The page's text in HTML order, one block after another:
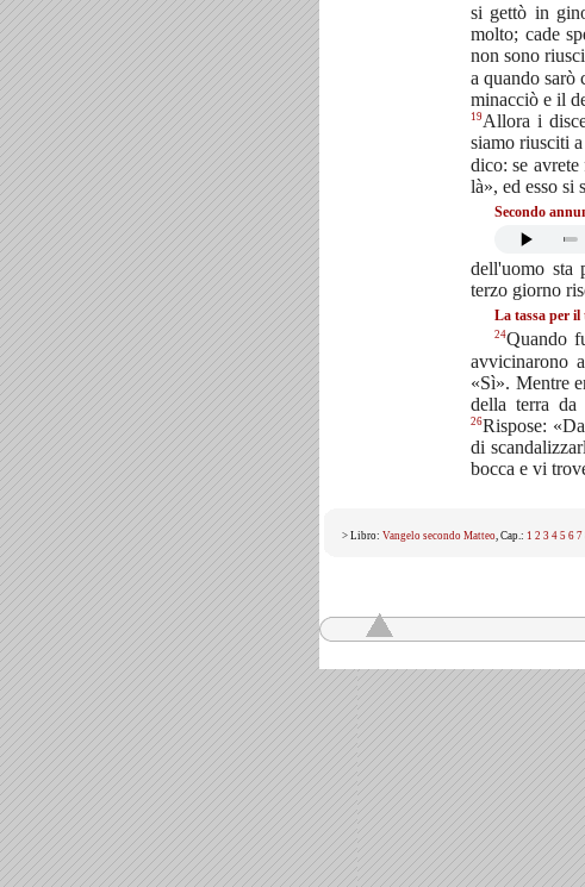
si gettò in
molto; cade
non sono
a quando sarò
minacciò e il
19Allora i
siamo riusciti
dico: se
là», ed esso si
Secondo
dell'uomo sta
terzo giorno
La tassa per il
24Quando
avvicinarono
«Sì». Mentre
della terra
26Rispose:
di
bocca e vi
> Libro: Vangelo secondo Matteo, Cap.: 1 2 3 4 5 6 7